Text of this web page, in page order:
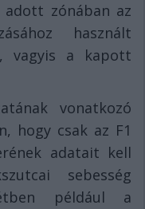
adott zónában az
használt
vagyis a kapott
vonatkozó
hogy csak az F1
adatait kell
sebesség
például a